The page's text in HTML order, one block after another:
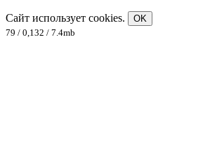
Сайт использует cookies.
OK
79 / 0,132 / 7.4mb